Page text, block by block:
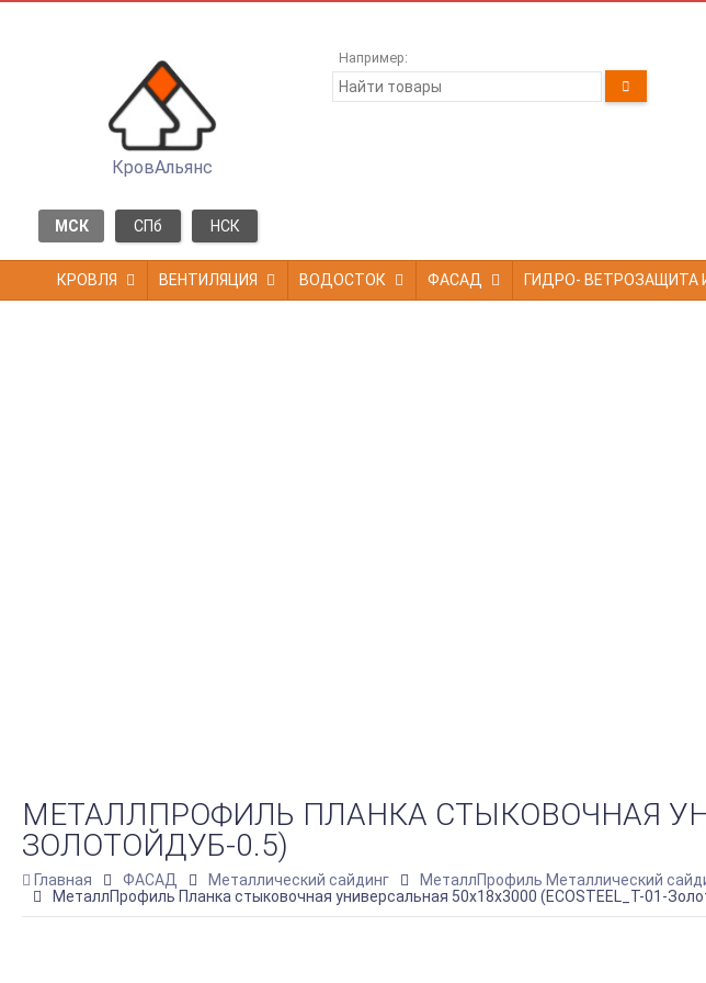
КровАльянс
МСК СПб НСК
Например:
КРОВЛЯ ВЕНТИЛЯЦИЯ ВОДОСТОК ФАСАД ГИДРО- ВЕТРОЗАЩИТА
МЕТАЛЛПРОФИЛЬ ПЛАНКА СТЫКОВОЧНАЯ
ЗОЛОТОЙДУБ-0.5)
Главная ФАСАД Металлический сайдинг
МеталлПрофиль Металлический
МеталлПрофиль Планка стыковочная универсальная 50х18х3000 (ECOSTEEL_T-01-